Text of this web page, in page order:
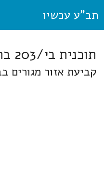
תב"ע עכשיו
תוכנית בי/203 בת-ים
קביעת אזור מגורים